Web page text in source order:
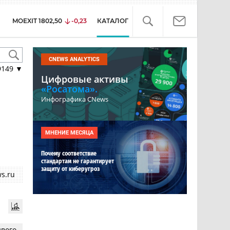
MOEXIT 1802,50 -0,23 КАТАЛОГ
▼
CNEWS ANALYTICS
Цифровые активы
«Росатома».
Инфографика CNews
МНЕНИЕ МЕСЯЦА
Почему соответствие
стандартам не гарантирует
защиту от киберугроз